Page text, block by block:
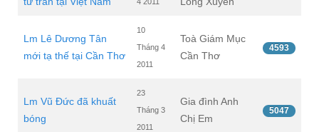
Lm Lê Dương Tân
mới tạ thế tại Cần Thơ
10
Tháng 4
2011
Toà Giám Mục
Cần Thơ
4593
Lm Vũ Đức đã khuất
bóng
23
Tháng 3
2011
Gia đình Anh
Chị Em
5047